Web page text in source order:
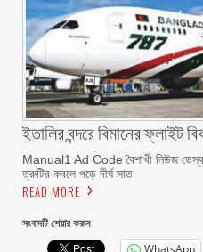
ইতালির বন্দরে বিমানের
Manual1 Ad Code বৈশাখী নিউজ ডেস্ক:
ত্রুটির কবলে পড়ে দীর্ঘ সাত
READ MORE
সংবাদটি শেয়ার করুন